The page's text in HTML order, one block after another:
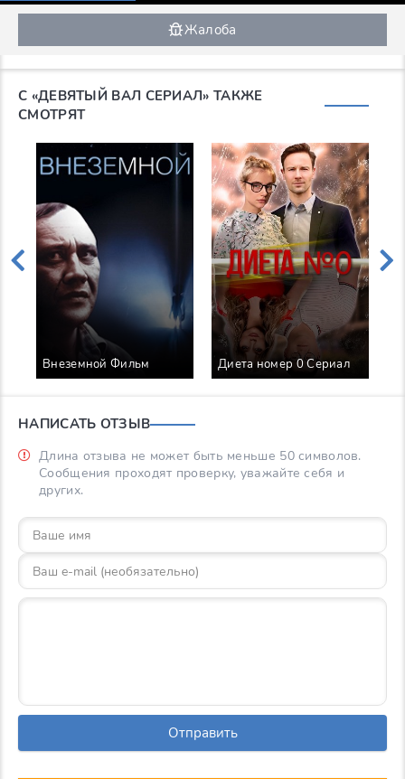
Жалоба
С «ДЕВЯТЫЙ ВАЛ СЕРИАЛ» ТАКЖЕ
СМОТРЯТ
Внеземной Фильм Диета номер 0 Сериал
НАПИСАТЬ ОТЗЫВ
Длина отзыва не может быть меньше 50 символов.
Сообщения проходят проверку, уважайте себя и
других.
Отправить